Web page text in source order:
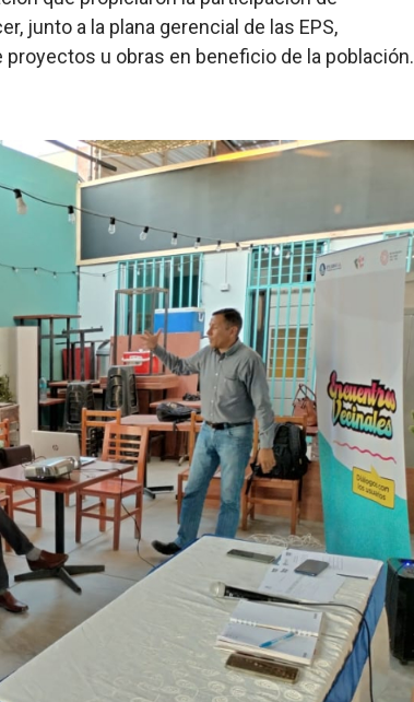
junto a la plana gerencial de las EPS,
u obras en beneficio de la población.